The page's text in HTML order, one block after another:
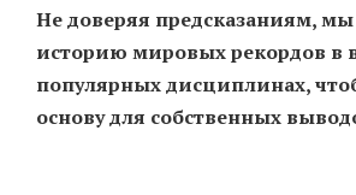
Не доверяя предсказаниям,
историю мировых рекордов в
популярных дисциплинах,
основу для собственных